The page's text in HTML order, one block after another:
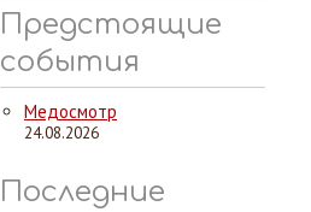
Предстоящие
события
Медосмотр
24.08.2026
Последние